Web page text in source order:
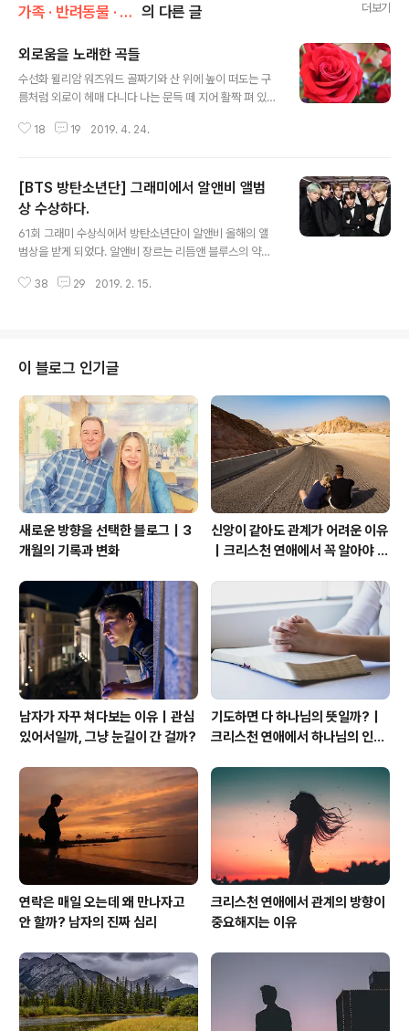
가족 · 반려동물 · 취향/취미 & 관심사 의 다른 글 더보기
외로움을 노래한 곡들
수선화 윌리암 워즈워드 골짜기와 산 위에 높이 떠도는 구
름처럼 외로이 헤매 다니다 나는 문득 떼 지어 활짝 펴 있는
미풍에 한들한들 춤을 추누나. 은하에서 반짝이며 깜빡거
이들은 천 송인지 만 송인지 끝이 없구나! 그 옆에서 물살도
춤을 추지만 수선화의 흥보다야 나을 것이랴. 이토록 즐거
운 무리에 어울릴 때 시인의 유쾌함은 더해지나니, 나는 그
저 바라보고 또 바라볼 뿐 내가 정말 얻은 것을 알지 못했
다. 하염없이 있거나, 시름에 잠겨 나 홀로 자리에 누워 있
을 때 내 마음에 그 모습을 떠 오르나니, 이는 바로 고독의
18 19 2019. 4. 24.
[BTS 방탄소년단] 그래미에서 알앤비 앨범
상 수상하다.
61회 그래미 수상식에서 방탄소년단이 알앤비 올해의 앨
범상을 받게 되었다. 알앤비 장르는 리듬앤 블루스의 약어
부족함이 없었다. 그들의 당당한 그래미 수상식의 모습은
abbreviation for rhythm and blues which attract
s many people. Their impressive Grammy awar
d ceremony was a moment that makes one pro
ud to be born Korean. 동양..
38 29 2019. 2. 15.
이 블로그 인기글
새로운 방향을 선택한 블로그｜3
개월의 기록과 변화
신앙이 같아도 관계가 어려운 이유
｜크리스천 연애에서 꼭 알아야 할
남자가 자꾸 쳐다보는 이유｜관심
있어서일까, 그냥 눈길이 간 걸까?
기도하면 다 하나님의 뜻일까?｜
크리스천 연애에서 하나님의 인도
연락은 매일 오는데 왜 만나자고
안 할까? 남자의 진짜 심리
크리스천 연애에서 관계의 방향이
중요해지는 이유